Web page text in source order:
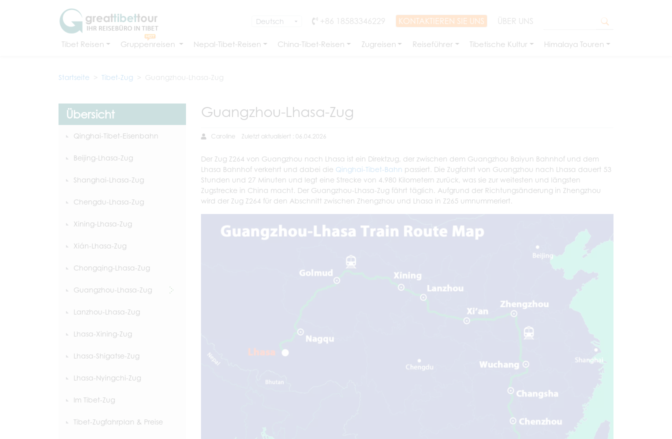
+86 18583346229 KONTAKTIEREN SIE UNS ÜBER UNS
Tibet Reisen Gruppenreisen Nepal-Tibet-Reisen China-Tibet-Reisen Zugreisen Reiseführer Tibetische Kultur Himalaya Touren
Startseite Tibet-Zug Guangzhou-Lhasa-Zug
Übersicht
Qinghai-Tibet-Eisenbahn
Beijing-Lhasa-Zug
Shanghai-Lhasa-Zug
Chengdu-Lhasa-Zug
Xining-Lhasa-Zug
Xián-Lhasa-Zug
Chongqing-Lhasa-Zug
Guangzhou-Lhasa-Zug
Lanzhou-Lhasa-Zug
Lhasa-Xining-Zug
Lhasa-Shigatse-Zug
Lhasa-Nyingchi-Zug
Im Tibet-Zug
Tibet-Zugfahrplan & Preise
Guangzhou-Lhasa-Zug
Caroline Zuletzt aktualisiert : 06.04.2026
Der Zug Z264 von Guangzhou nach Lhasa ist ein Direktzug, der zwischen dem Guangzhou Baiyun Bahnhof und dem
Lhasa Bahnhof verkehrt und dabei die Qinghai-Tibet-Bahn passiert. Die Zugfahrt von Guangzhou nach Lhasa dauert 53
Stunden und 27 Minuten und legt eine Strecke von 4.980 Kilometern zurück, was sie zur weitesten und längsten
Zugstrecke in China macht. Der Guangzhou-Lhasa-Zug fährt täglich. Aufgrund der Richtungsänderung in Zhengzhou
wird der Zug Z264 für den Abschnitt zwischen Zhengzhou und Lhasa in Z265 umnummeriert.